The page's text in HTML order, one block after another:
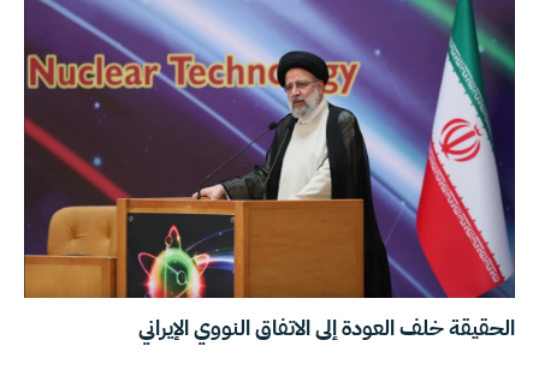
الحقيقة خلف العودة إلى الاتفاق النووي الإيراني